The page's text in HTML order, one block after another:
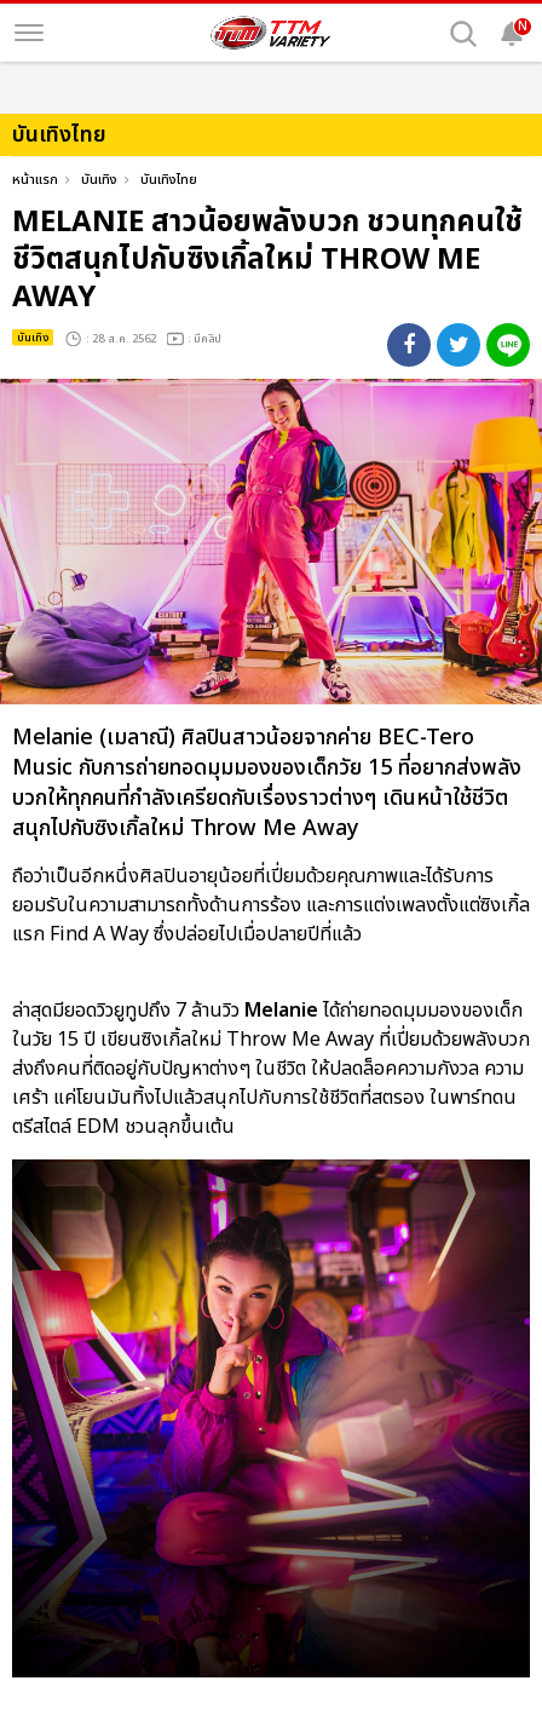
N
บันเทิงไทย
หน้าแรก บันเทิง บันเทิงไทย
MELANIE สาวน้อยพลังบวก ชวนทุกคนใช้
ชีวิตสนุกไปกับซิงเกิ้ลใหม่ THROW ME
AWAY
บันเทิง : 28 ส.ค. 2562 : มีคลิป
Melanie (เมลาณี) ศิลปินสาวน้อยจากค่าย BEC-Tero
Music กับการถ่ายทอดมุมมองของเด็กวัย 15 ที่อยากส่งพลัง
บวกให้ทุกคนที่กำลังเครียดกับเรื่องราวต่างๆ เดินหน้าใช้ชีวิต
สนุกไปกับซิงเกิ้ลใหม่ Throw Me Away
ถือว่าเป็นอีกหนึ่งศิลปินอายุน้อยที่เปี่ยมด้วยคุณภาพและได้รับการ
ยอมรับในความสามารถทั้งด้านการร้อง และการแต่งเพลงตั้งแต่ซิงเกิ้ล
แรก Find A Way ซึ่งปล่อยไปเมื่อปลายปีที่แล้ว
ล่าสุดมียอดวิวยูทูปถึง 7 ล้านวิว Melanie ได้ถ่ายทอดมุมมองของเด็ก
ในวัย 15 ปี เขียนซิงเกิ้ลใหม่ Throw Me Away ที่เปี่ยมด้วยพลังบวก
ส่งถึงคนที่ติดอยู่กับปัญหาต่างๆ ในชีวิต ให้ปลดล็อคความกังวล ความ
เศร้า แค่โยนมันทิ้งไปแล้วสนุกไปกับการใช้ชีวิตที่สตรอง ในพาร์ทดน
ตรีสไตล์ EDM ชวนลุกขึ้นเต้น